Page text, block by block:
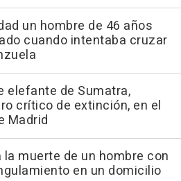
un hombre de 46 años
cuando intentaba cruzar
elefante de Sumatra,
crítico de extinción, en el
Madrid
muerte de un hombre con
en un domicilio